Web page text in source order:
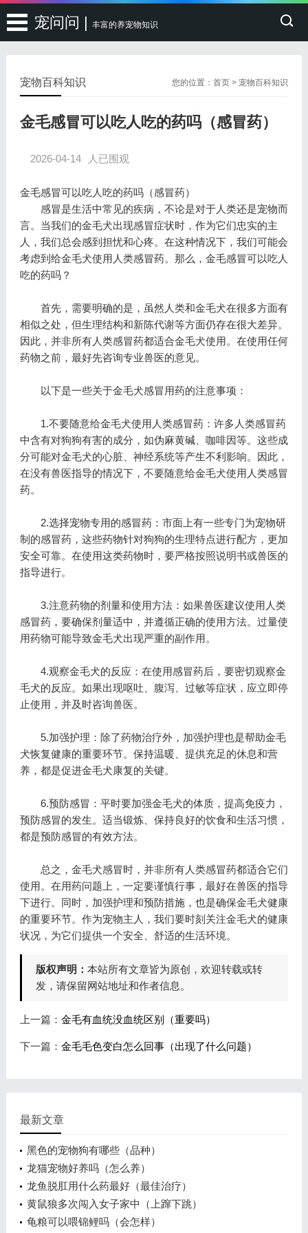
宠问问 | 丰富的养宠物知识
您的位置：首页 >宠物百科知识
宠物百科知识
金毛感冒可以吃人吃的药吗（感冒药）
2026-04-14 人已围观
金毛感冒可以吃人吃的药吗（感冒药）
感冒是生活中常见的疾病，不论是对于人类还是宠物而
言。当我们的金毛犬出现感冒症状时，作为它们忠实的主
人，我们总会感到担忧和心疼。在这种情况下，我们可能会
考虑到给金毛犬使用人类感冒药。那么，金毛感冒可以吃人
吃的药吗？
首先，需要明确的是，虽然人类和金毛犬在很多方面有
相似之处，但生理结构和新陈代谢等方面仍存在很大差异。
因此，并非所有人类感冒药都适合金毛犬使用。在使用任何
药物之前，最好先咨询专业兽医的意见。
以下是一些关于金毛犬感冒用药的注意事项：
1.不要随意给金毛犬使用人类感冒药：许多人类感冒药
中含有对狗狗有害的成分，如伪麻黄碱、咖啡因等。这些成
分可能对金毛犬的心脏、神经系统等产生不利影响。因此，
在没有兽医指导的情况下，不要随意给金毛犬使用人类感冒
药。
2.选择宠物专用的感冒药：市面上有一些专门为宠物研
制的感冒药，这些药物针对狗狗的生理特点进行配方，更加
安全可靠。在使用这类药物时，要严格按照说明书或兽医的
指导进行。
3.注意药物的剂量和使用方法：如果兽医建议使用人类
感冒药，要确保剂量适中，并遵循正确的使用方法。过量使
用药物可能导致金毛犬出现严重的副作用。
4.观察金毛犬的反应：在使用感冒药后，要密切观察金
毛犬的反应。如果出现呕吐、腹泻、过敏等症状，应立即停
止使用，并及时咨询兽医。
5.加强护理：除了药物治疗外，加强护理也是帮助金毛
犬恢复健康的重要环节。保持温暖、提供充足的休息和营
养，都是促进金毛犬康复的关键。
6.预防感冒：平时要加强金毛犬的体质，提高免疫力，
预防感冒的发生。适当锻炼、保持良好的饮食和生活习惯，
都是预防感冒的有效方法。
总之，金毛犬感冒时，并非所有人类感冒药都适合它们
使用。在用药问题上，一定要谨慎行事，最好在兽医的指导
下进行。同时，加强护理和预防措施，也是确保金毛犬健康
的重要环节。作为宠物主人，我们要时刻关注金毛犬的健康
状况，为它们提供一个安全、舒适的生活环境。
版权声明： 本站所有文章皆为原创，欢迎转载或转
发，请保留网站地址和作者信息。
上一篇： 金毛有血统没血统区别（重要吗）
下一篇： 金毛毛色变白怎么回事（出现了什么问题）
最新文章
黑色的宠物狗有哪些（品种）
龙猫宠物好养吗（怎么养）
龙鱼脱肛用什么药最好（最佳治疗）
黄鼠狼多次闯入女子家中（上蹿下跳）
龟粮可以喂锦鲤吗（会怎样）